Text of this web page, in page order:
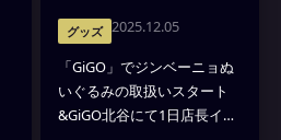
グッズ 2025.12.05
「GiGO」でジンベーニョぬ
いぐるみの取扱いスタート
&GiGO北谷にて1日店長イベ